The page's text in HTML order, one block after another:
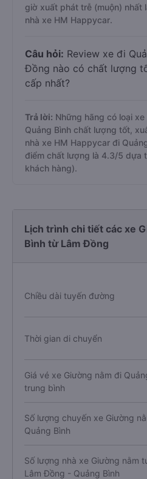
giờ xuất phát trễ (muộn) nhất
nhà xe HM Happycar.
Câu hỏi: Review xe đi
Đồng nào có chất lượng
cấp nhất?
Trả lời: Những hãng có loại
Quảng Bình chất lượng tốt,
nhà xe HM Happycar đi
điểm chất lượng là 4.3/5 dựa
khách hàng).
Lịch trình chi tiết các xe
Bình từ Lâm Đồng
Chiều dài tuyến đường
Thời gian di chuyển
Giá vé xe Giường nằm đi
trung bình
Số lượng chuyến xe Giường
Quảng Bình
Số lượng nhà xe Giường nằm
Lâm Đồng - Quảng Bình